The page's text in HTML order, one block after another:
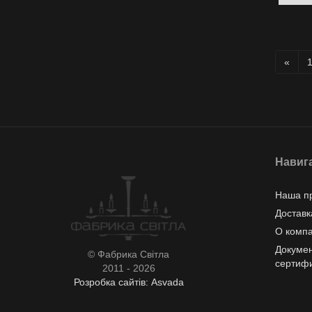
« 1
© Фабрика Світла
2011 - 2026
Розробка сайтів: Asvada
Наша
О